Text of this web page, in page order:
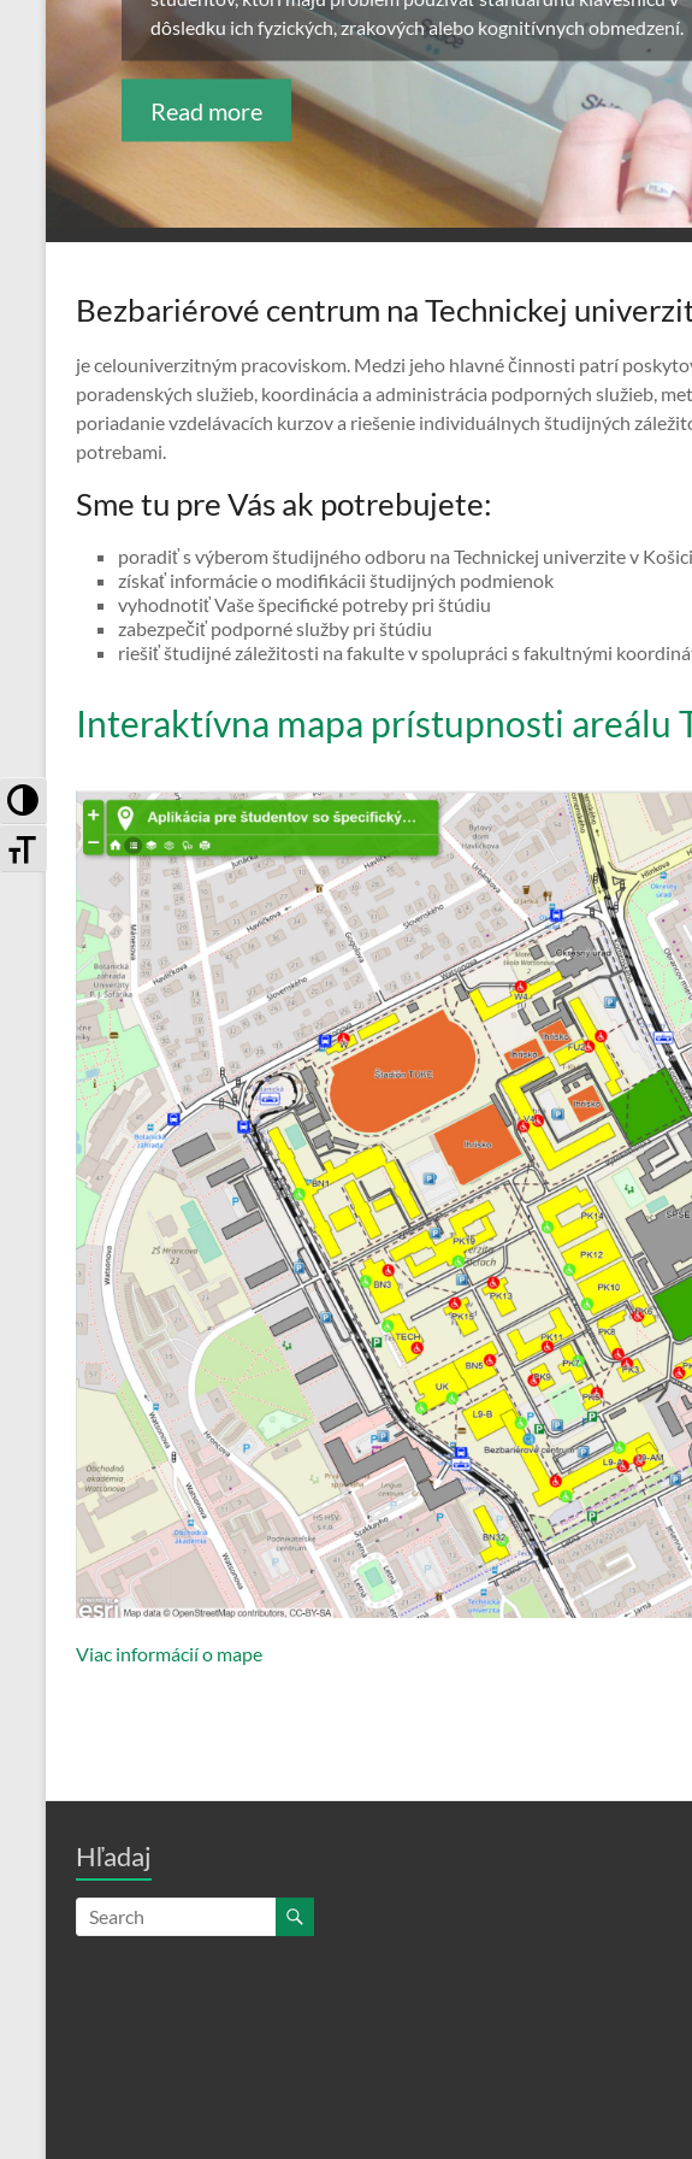
Toggle High Contrast
Toggle Font size
dá sa zaostriť aj pri vzdialenosti do 10 cm od snímaného povrchu.
Read more
Bezbariérové centrum na Technickej
je celouniverzitným pracoviskom. Medzi jeho hlavné činnosti patrí
poradenských služieb, koordinácia a administrácia podporných služieb,
poriadanie vzdelávacích kurzov a riešenie individuálnych študijných
potrebami.
Sme tu pre Vás ak potrebujete:
poradiť s výberom študijného odboru na Technickej univerzite v
získať informácie o modifikácii študijných podmienok
vyhodnotiť Vaše špecifické potreby pri štúdiu
zabezpečiť podporné služby pri štúdiu
riešiť študijné záležitosti na fakulte v spolupráci s fakultnými
Interaktívna mapa prístupnosti areálu
Viac informácií o mape
Hľadaj